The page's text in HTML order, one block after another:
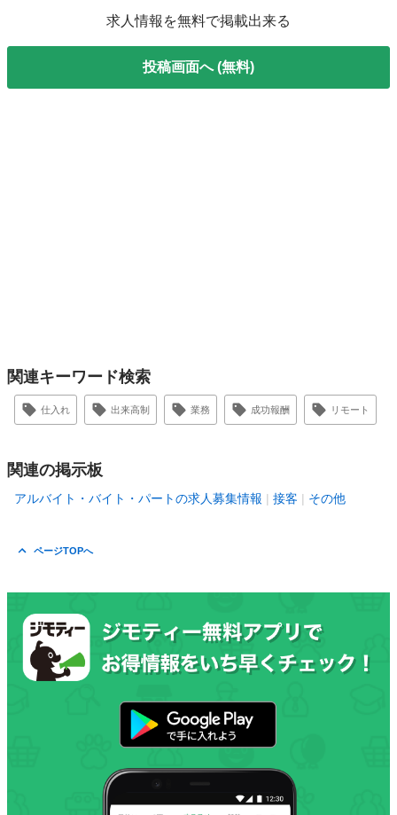
求人情報を無料で掲載出来る
投稿画面へ (無料)
関連キーワード検索
仕入れ 出来高制 業務 成功報酬 リモート
関連の掲示板
アルバイト・バイト・パートの求人募集情報 接客 その他
ページTOPへ